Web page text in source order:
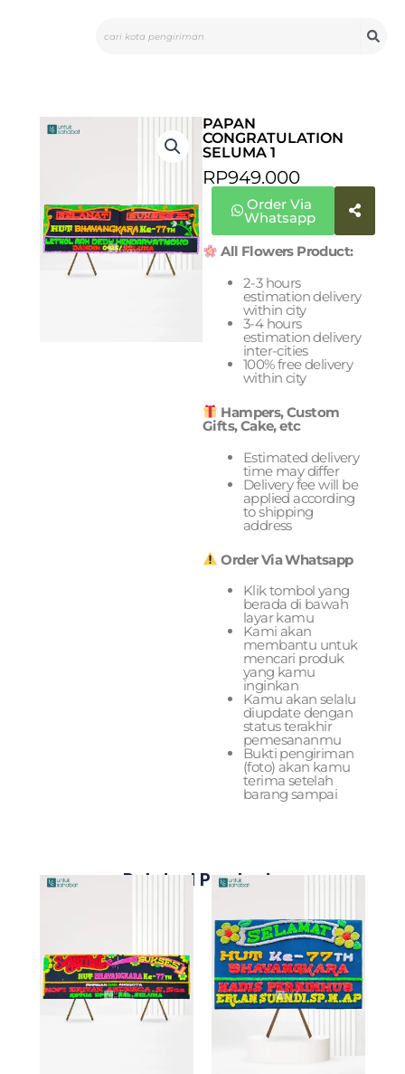
PAPAN
CONGRATULATION
SELUMA 1
RP949.000
Order Via
Whatsapp
All Flowers Product:
2-3 hours
estimation delivery
within city
3-4 hours
estimation delivery
inter-cities
100% free delivery
within city
Hampers, Custom
Gifts, Cake, etc
Estimated delivery
time may differ
Delivery fee will be
applied according
to shipping
address
Order Via Whatsapp
Klik tombol yang
berada di bawah
layar kamu
Kami akan
membantu untuk
mencari produk
yang kamu
inginkan
Kamu akan selalu
diupdate dengan
status terakhir
pemesananmu
Bukti pengiriman
(foto) akan kamu
terima setelah
barang sampai
Related Products